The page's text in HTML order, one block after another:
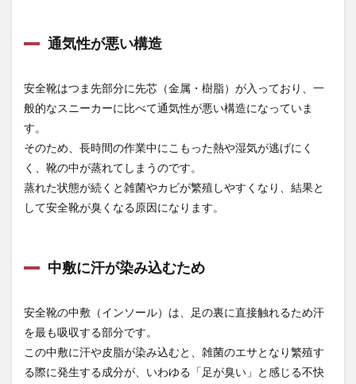
1.2
が染
み込
安全
靴で
はな
の安
全靴
の臭
い対
策
通気性が悪い構造
安全靴はつま先部分に先芯（金属・樹脂）が入っており、一
般的なスニーカーに比べて通気性が悪い構造になっていま
す。
そのため、長時間の作業中にこもった熱や湿気が逃げにく
く、靴の中が蒸れてしまうのです。
蒸れた状態が続くと雑菌やカビが繁殖しやすくなり、結果と
して安全靴が臭くなる原因になります。
中敷に汗が染み込むため
安全靴の中敷（インソール）は、足の裏に直接触れるため汗
を最も吸収する部分です。
この中敷に汗や皮脂が染み込むと、雑菌のエサとなり繁殖す
る際に発生する成分が、いわゆる「足が臭い」と感じる不快